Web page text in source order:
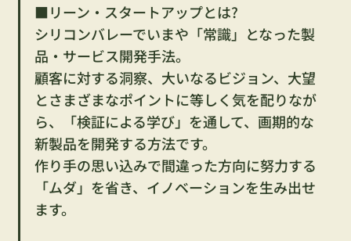
■リーン・スタートアップとは?
シリコンバレーでいまや「常識」となった製
品・サービス開発手法。
顧客に対する洞察、大いなるビジョン、大望
とさまざまなポイントに等しく気を配りなが
ら、「検証による学び」を通して、画期的な
新製品を開発する方法です。
作り手の思い込みで間違った方向に努力する
「ムダ」を省き、イノベーションを生み出せ
ます。